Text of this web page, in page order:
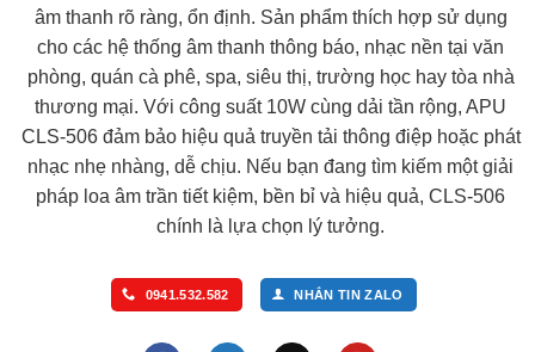
âm thanh rõ ràng, ổn định. Sản phẩm thích hợp sử dụng
cho các hệ thống âm thanh thông báo, nhạc nền tại văn
phòng, quán cà phê, spa, siêu thị, trường học hay tòa nhà
thương mại. Với công suất 10W cùng dải tần rộng, APU
CLS-506 đảm bảo hiệu quả truyền tải thông điệp hoặc phát
nhạc nhẹ nhàng, dễ chịu. Nếu bạn đang tìm kiếm một giải
pháp loa âm trần tiết kiệm, bền bỉ và hiệu quả, CLS-506
chính là lựa chọn lý tưởng.
0941.532.582 NHẮN TIN ZALO